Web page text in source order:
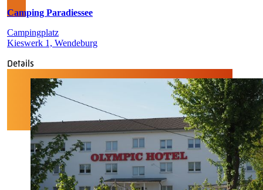
Camping Paradiessee
Campingplatz
Kieswerk 1, Wendeburg
Details